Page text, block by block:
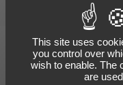
Tél :
Email
This site uses
you control over
wish to enable. The
are